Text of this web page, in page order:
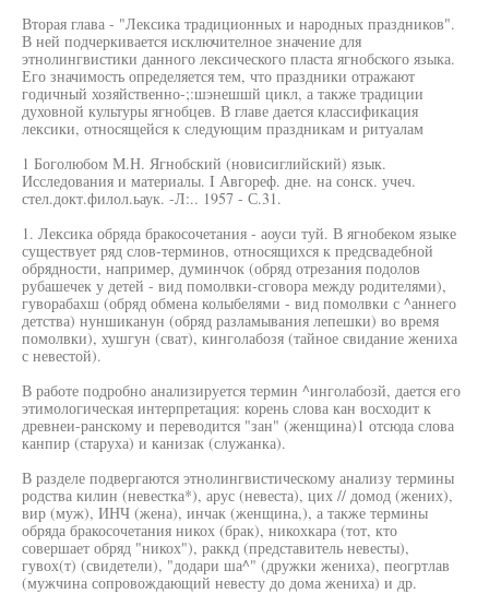
Вторая глава - "Лексика традиционных и народных праздников".
В ней подчеркивается исключителное значение для
этнолингвистики данного лексического пласта ягнобского языка.
Его значимость определяется тем, что праздники отражают
годичный хозяйственно-;:шэнешшй цикл, а также традиции
духовной культуры ягнобцев. В главе дается классификация
лексики, относящейся к следующим праздникам и ритуалам
1 Боголюбом М.Н. Ягнобский (новисиглийский) язык.
Исследования и материалы. I Авгореф. дне. на сонск. учеч.
стел.докт.филол.ьаук. -Л:.. 1957 - С.31.
1. Лексика обряда бракосочетания - аоуси туй. В ягнобеком языке
существует ряд слов-терминов, относящихся к предсвадебной
обрядности, например, думинчок (обряд отрезания подолов
рубашечек у детей - вид помолвки-сговора между родителями),
гуворабахш (обряд обмена колыбелями - вид помолвки с ^аннего
детства) нуншиканун (обряд разламывания лепешки) во время
помолвки), хушгун (сват), кинголабозя (тайное свидание жениха
с невестой).
В работе подробно анализируется термин ^инголабозй, дается его
этимологическая интерпретация: корень слова кан восходит к
древнеи-ранскому и переводится "зан" (женщина)1 отсюда слова
канпир (старуха) и канизак (служанка).
В разделе подвергаются этнолингвистическому анализу термины
родства килин (невестка*), арус (невеста), цих // домод (жених),
вир (муж), ИНЧ (жена), инчак (женщина,), а также термины
обряда бракосочетания никох (брак), никохкара (тот, кто
совершает обряд "никох"), раккд (представитель невесты),
гувох(т) (свидетели), "додари ша^" (дружки жениха), пеогртлав
(мужчина сопровождающий невесту до дома жениха) и др.